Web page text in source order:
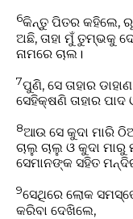
6କିନ୍ତୁ ପିତର କହିଲେ,
ଅଛି, ତାହା ମୁଁ ତୁମ୍ଭକୁ
ନାମରେ ଚାଲ।
7ପୁଣି, ସେ ତାହାର
ସେହିକ୍ଷଣି ତାହାର
8ଆଉ ସେ କୁଦା ମାରି
ଚାଲୁ ଚାଲୁ ଓ କୁଦା
ସେମାନଙ୍କ ସହିତ
9ସେଥିରେ ଲୋକ
କରିବା ଦେଖିଲେ,